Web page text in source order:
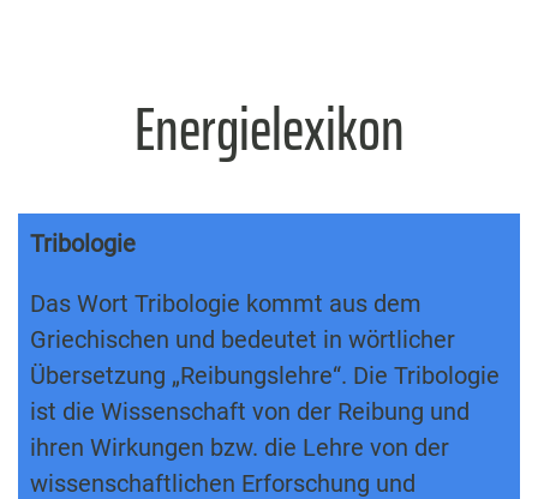
Energielexikon
Tribologie
Das Wort Tribologie kommt aus dem
Griechischen und bedeutet in wörtlicher
Übersetzung „Reibungslehre“. Die Tribologie
ist die Wissenschaft von der Reibung und
ihren Wirkungen bzw. die Lehre von der
wissenschaftlichen Erforschung und